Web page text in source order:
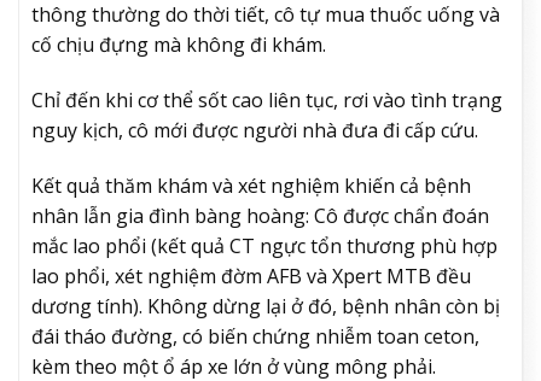
thông thường do thời tiết, cô tự mua thuốc uống và
cố chịu đựng mà không đi khám.
Chỉ đến khi cơ thể sốt cao liên tục, rơi vào tình trạng
nguy kịch, cô mới được người nhà đưa đi cấp cứu.
Kết quả thăm khám và xét nghiệm khiến cả bệnh
nhân lẫn gia đình bàng hoàng: Cô được chẩn đoán
mắc lao phổi (kết quả CT ngực tổn thương phù hợp
lao phổi, xét nghiệm đờm AFB và Xpert MTB đều
dương tính). Không dừng lại ở đó, bệnh nhân còn bị
đái tháo đường, có biến chứng nhiễm toan ceton,
kèm theo một ổ áp xe lớn ở vùng mông phải.